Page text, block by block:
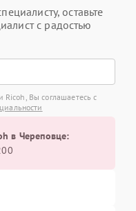
оставьте
с радостью
Ricoh, Вы соглашаетесь с
в Череповце: